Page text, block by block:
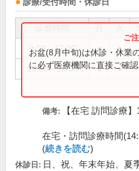
診療/受付時間・休診日
9:00～12:30 ● ●
16:30～18:00 ● ●
お盆(8月中旬)は休診・休業
に必ず医療機関に直接ご確認
備考: 【在宅 訪問診療
在宅・訪問診療時間
(続きを読む)
休診日: 日、祝、年末年始、夏